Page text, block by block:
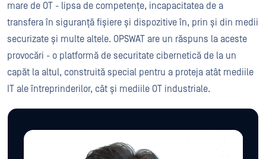
mare de OT - lipsa de competențe, incapacitatea de a
transfera în siguranță fișiere și dispozitive în, prin și din medii
securizate și multe altele. OPSWAT are un răspuns la aceste
provocări - o platformă de securitate cibernetică de la un
capăt la altul, construită special pentru a proteja atât mediile
IT ale întreprinderilor, cât și mediile OT industriale.